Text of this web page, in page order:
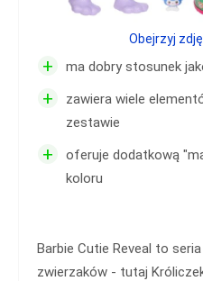
+ ma dobry stosunek
+
zawiera wiele
zestawie
+
oferuje dodatkową
koloru
Barbie Cutie Reveal to
zwierzaków - tutaj
Obejrzyj